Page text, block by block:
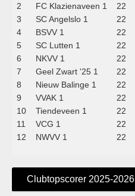
2
FC Klazienaveen 1 22
3
SC Angelslo 1 22
4
BSVV 1 22
5
SC Lutten 1 22
6
NKVV 1 22
7
Geel Zwart '25 1 22
8
Nieuw Balinge 1 22
9
VVAK 1 22
10
Tiendeveen 1 22
11
VCG 1 22
12
NWVV 1 22
Clubtopscorer 2025-2026